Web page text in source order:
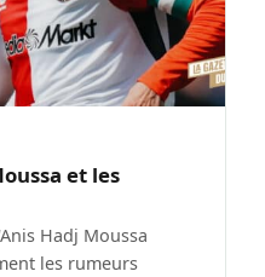
et les
Hadj Moussa
les rumeurs